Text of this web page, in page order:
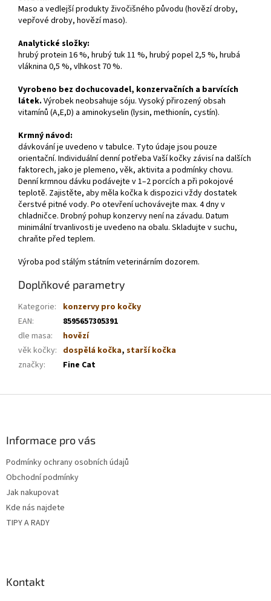
Maso a vedlejší produkty živočišného původu (hovězí droby,
vepřové droby, hovězí maso).
Analytické složky:
hrubý protein 16 %, hrubý tuk 11 %, hrubý popel 2,5 %, hrubá
vláknina 0,5 %, vlhkost 70 %.
Vyrobeno bez dochucovadel, konzervačních a barvících
látek. Výrobek neobsahuje sóju. Vysoký přirozený obsah
vitamínů (A,E,D) a aminokyselin (lysin, methionín, cystín).
Krmný návod:
dávkování je uvedeno v tabulce. Tyto údaje jsou pouze
orientační. Individuální denní potřeba Vaší kočky závisí na dalších
faktorech, jako je plemeno, věk, aktivita a podmínky chovu.
Denní krmnou dávku podávejte v 1–2 porcích a při pokojové
teplotě. Zajistěte, aby měla kočka k dispozici vždy dostatek
čerstvé pitné vody. Po otevření uchovávejte max. 4 dny v
chladničce. Drobný pohup konzervy není na závadu. Datum
minimální trvanlivosti je uvedeno na obalu. Skladujte v suchu,
chraňte před teplem.
Výroba pod stálým státním veterinárním dozorem.
Doplňkové parametry
Kategorie:
konzervy pro kočky
EAN:
8595657305391
dle masa:
hovězí
věk kočky: dospělá kočka, starší kočka
značky: Fine Cat
Informace pro vás
Podmínky ochrany osobních údajů
Obchodní podmínky
Jak nakupovat
Kde nás najdete
TIPY A RADY
Kontakt